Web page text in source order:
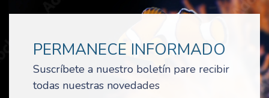
PERMANECE INFORMADO
Suscríbete a nuestro boletín pare recibir
todas nuestras novedades